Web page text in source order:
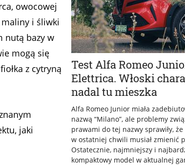
owocowej
i śliwki
nutą bazy w
mogą się
z cytryną
jaki
Test Alfa Romeo
Elettrica. Włoski
nadal tu mieszka
Alfa Romeo Junior miała
nazwą “Milano”, ale problemy
prawami do tej nazwy sprawiły,
w ostatniej chwili musiał zmienić
Ostatecznie, najmniejszy i
kompaktowy model w aktualnej